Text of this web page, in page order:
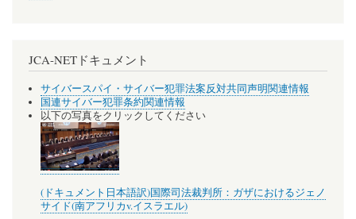
JCA-NETドキュメント
サイバースパイ・サイバー犯罪法案反対共同声明関連情報
国連サイバー犯罪条約関連情報
以下の写真をクリックしてください
(ドキュメント日本語訳)国際司法裁判所：ガザにおけるジェノ
サイド(南アフリカv.イスラエル)